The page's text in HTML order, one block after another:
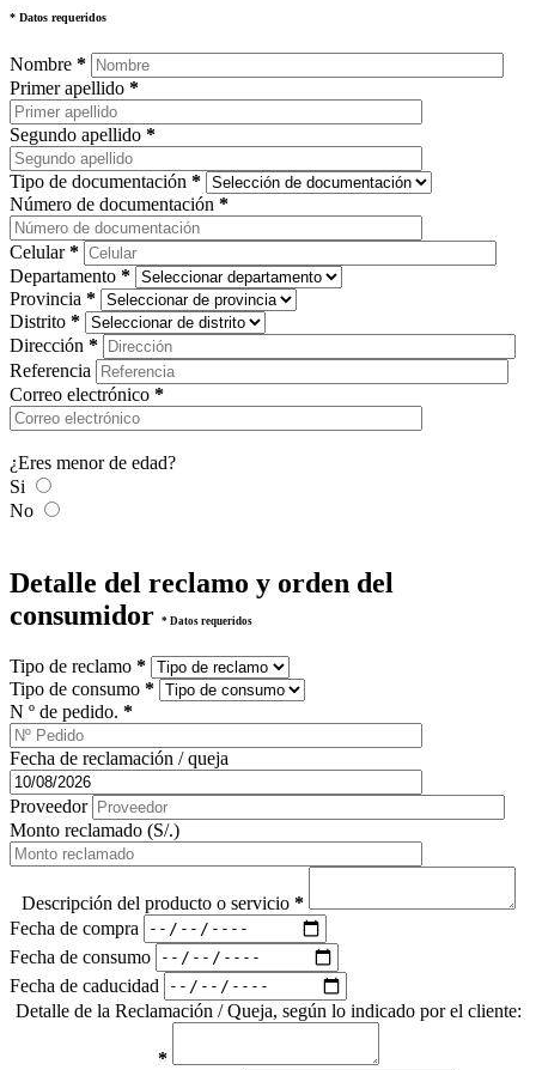
* Datos requeridos
Nombre *
Primer apellido *
Segundo apellido *
Tipo de documentación *
Número de documentación *
Celular*
Departamento *
Provincia *
Distrito *
Dirección *
Referencia
Correo electrónico *
¿Eres menor de edad?
Si
No
Detalle del reclamo y orden del
consumidor * Datos requeridos
Tipo de reclamo *
Tipo de consumo *
N º de pedido. *
Fecha de reclamación / queja
Proveedor
Monto reclamado (S/.)
Descripción del producto o servicio *
Fecha de compra
Fecha de consumo
Fecha de caducidad
Detalle de la Reclamación / Queja, según lo indicado por el cliente:
*